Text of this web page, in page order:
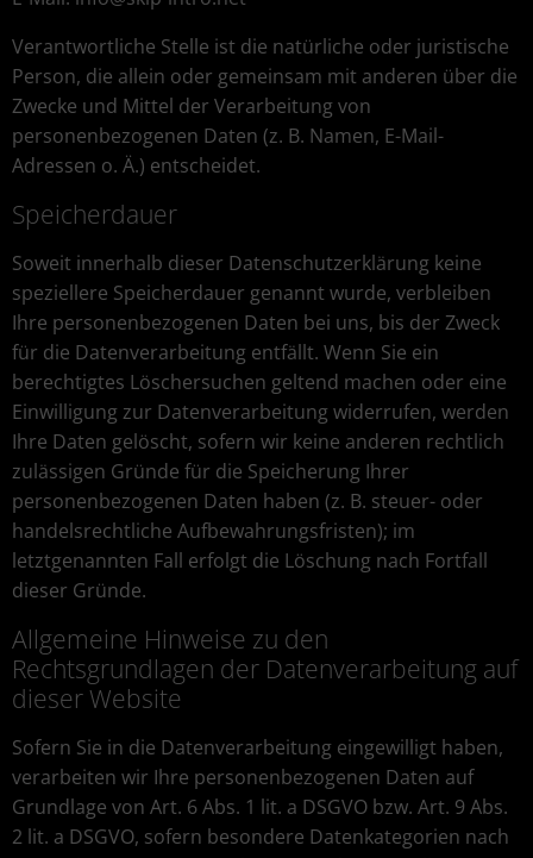
Verantwortliche Stelle ist die natürliche oder juristische
Person, die allein oder gemeinsam mit anderen über die
Zwecke und Mittel der Verarbeitung von
personenbezogenen Daten (z. B. Namen, E-Mail-
Adressen o. Ä.) entscheidet.
Speicherdauer
Soweit innerhalb dieser Datenschutzerklärung keine
speziellere Speicherdauer genannt wurde, verbleiben
Ihre personenbezogenen Daten bei uns, bis der Zweck
für die Datenverarbeitung entfällt. Wenn Sie ein
berechtigtes Löschersuchen geltend machen oder eine
Einwilligung zur Datenverarbeitung widerrufen, werden
Ihre Daten gelöscht, sofern wir keine anderen rechtlich
zulässigen Gründe für die Speicherung Ihrer
personenbezogenen Daten haben (z. B. steuer- oder
handelsrechtliche Aufbewahrungsfristen); im
letztgenannten Fall erfolgt die Löschung nach Fortfall
dieser Gründe.
Allgemeine Hinweise zu den
Rechtsgrundlagen der Datenverarbeitung auf
dieser Website
Sofern Sie in die Datenverarbeitung eingewilligt haben,
verarbeiten wir Ihre personenbezogenen Daten auf
Grundlage von Art. 6 Abs. 1 lit. a DSGVO bzw. Art. 9 Abs.
2 lit. a DSGVO, sofern besondere Datenkategorien nach